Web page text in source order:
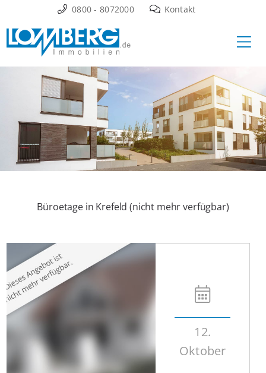
Inhalt
springen
0800 - 8072000 Kontakt
Büroetage in Krefeld (nicht mehr verfügbar)
12.
Oktober